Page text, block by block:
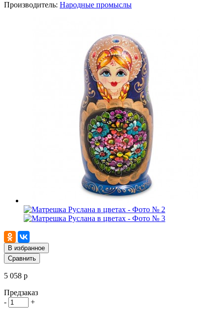
Производитель: Народные промыслы
В избранное
Сравнить
5 058 р
Предзаказ
-
+